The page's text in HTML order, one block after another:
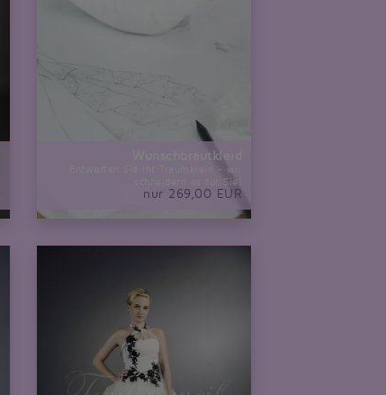
Wunschbrautkleid
Entwerfen Sie Ihr Traumkleid - wir
schneidern es für Sie!
nur 269,00 EUR